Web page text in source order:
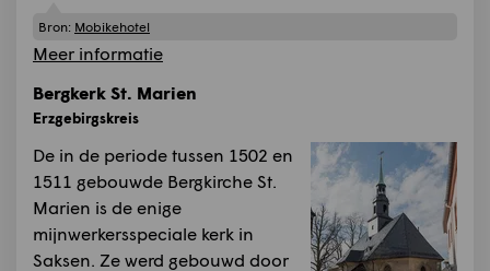
Bron: Mobikehotel
Meer informatie
Bergkerk St. Marien
Erzgebirgskreis
De in de periode tussen 1502 en
1511 gebouwde Bergkirche St.
Marien is de enige
mijnwerkersspeciale kerk in
Saksen. Ze werd gebouwd door